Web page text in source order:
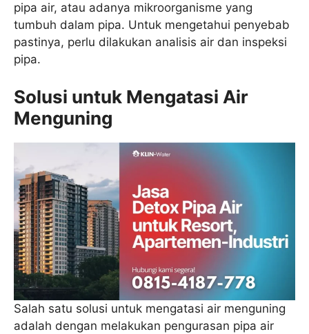
pipa air, atau adanya mikroorganisme yang
tumbuh dalam pipa. Untuk mengetahui penyebab
pastinya, perlu dilakukan analisis air dan inspeksi
pipa.
Solusi untuk Mengatasi Air
Menguning
Salah satu solusi untuk mengatasi air menguning
adalah dengan melakukan pengurasan pipa air